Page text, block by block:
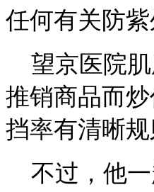
任何有关防
望京医院肌
推销商品而
挡率有清晰
不过，他一